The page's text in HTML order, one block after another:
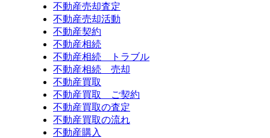
不動産売却査定
不動産売却活動
不動産契約
不動産相続
不動産相続 トラブル
不動産相続 売却
不動産買取
不動産買取 ご契約
不動産買取の査定
不動産買取の流れ
不動産購入